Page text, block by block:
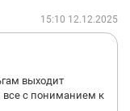
15:10 12.12.2025
выходит
все с пониманием к